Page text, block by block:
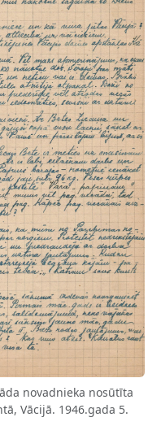
novadnieka nosūtīta
Vācijā. 1946.gada 5.